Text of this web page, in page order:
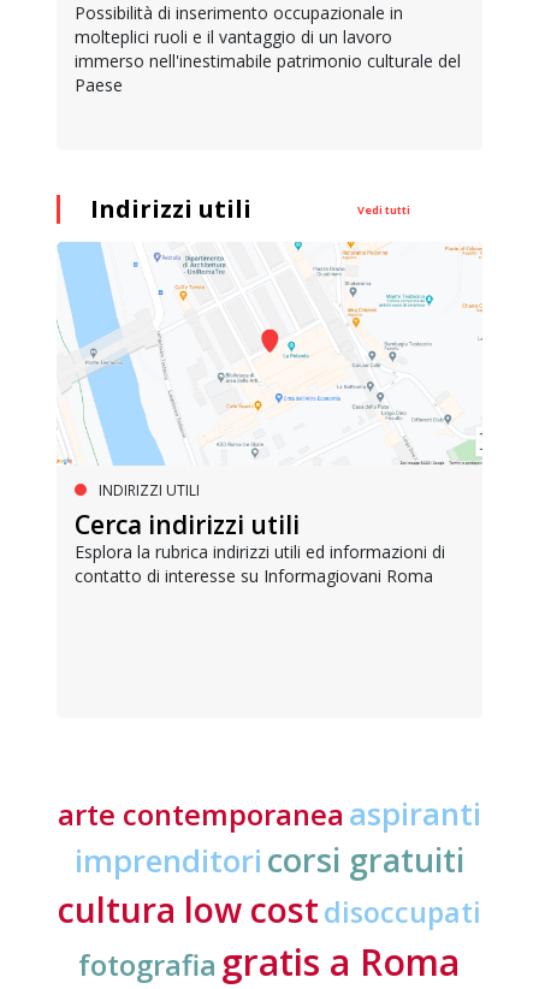
Possibilità di inserimento occupazionale in
molteplici ruoli e il vantaggio di un lavoro
immerso nell'inestimabile patrimonio culturale del
Paese
Indirizzi utili Vedi tutti
INDIRIZZI UTILI
Cerca indirizzi utili
Esplora la rubrica indirizzi utili ed informazioni di
contatto di interesse su Informagiovani Roma
arte contemporanea aspiranti
imprenditori corsi gratuiti
cultura low costdisoccupati
fotografia gratis a Roma